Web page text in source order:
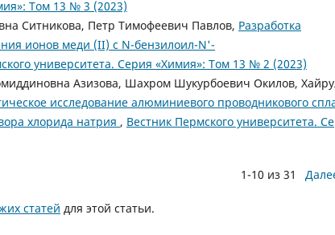
Том 13 № 3 (2023)
Ситникова, Петр Тимофеевич Павлов, Разработка
ионов меди (II) с N-бензилоил-N'-
университета. Серия «Химия»: Том 13 № 2 (2023)
Азизова, Шахром Шукурбоевич Окилов,
исследование алюминиевого проводникового
хлорида натрия , Вестник Пермского университета.
1-10 из 31
статей для этой статьи.